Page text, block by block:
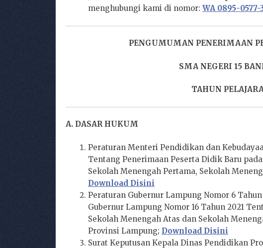
menghubungi kami di nomor: WA 0895-
PENGUMUMAN PENERIMAAN
SMA NEGERI 15
TAHUN
A. DASAR HUKUM
Peraturan Menteri Pendidikan dan
Tentang Penerimaan Peserta Didik Baru
Sekolah Menengah Pertama, Sekolah
Download Disini
Peraturan Gubernur Lampung Nomor 6
Gubernur Lampung Nomor 16 Tahun 2021
Sekolah Menengah Atas dan Sekolah
Provinsi Lampung; Download Disini
Surat Keputusan Kepala Dinas Pendidikan